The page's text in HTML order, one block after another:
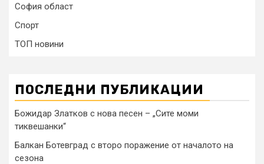
София област
Спорт
ТОП новини
ПОСЛЕДНИ ПУБЛИКАЦИИ
Божидар Златков с нова песен – „Сите моми
тиквешанки“
Балкан Ботевград с второ поражение от началото на
сезона